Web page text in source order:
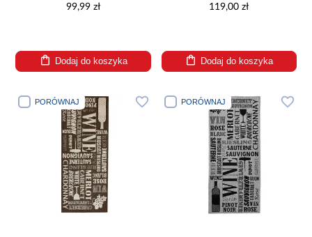
99,99 zł
Dodaj do koszyka
119,00 zł
Dodaj do koszyka
PORÓWNAJ PORÓWNAJ